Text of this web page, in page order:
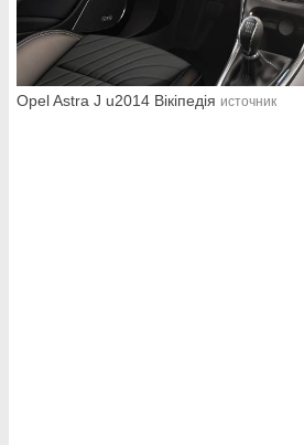
Opel Astra J u2014 Вікіпедія источник